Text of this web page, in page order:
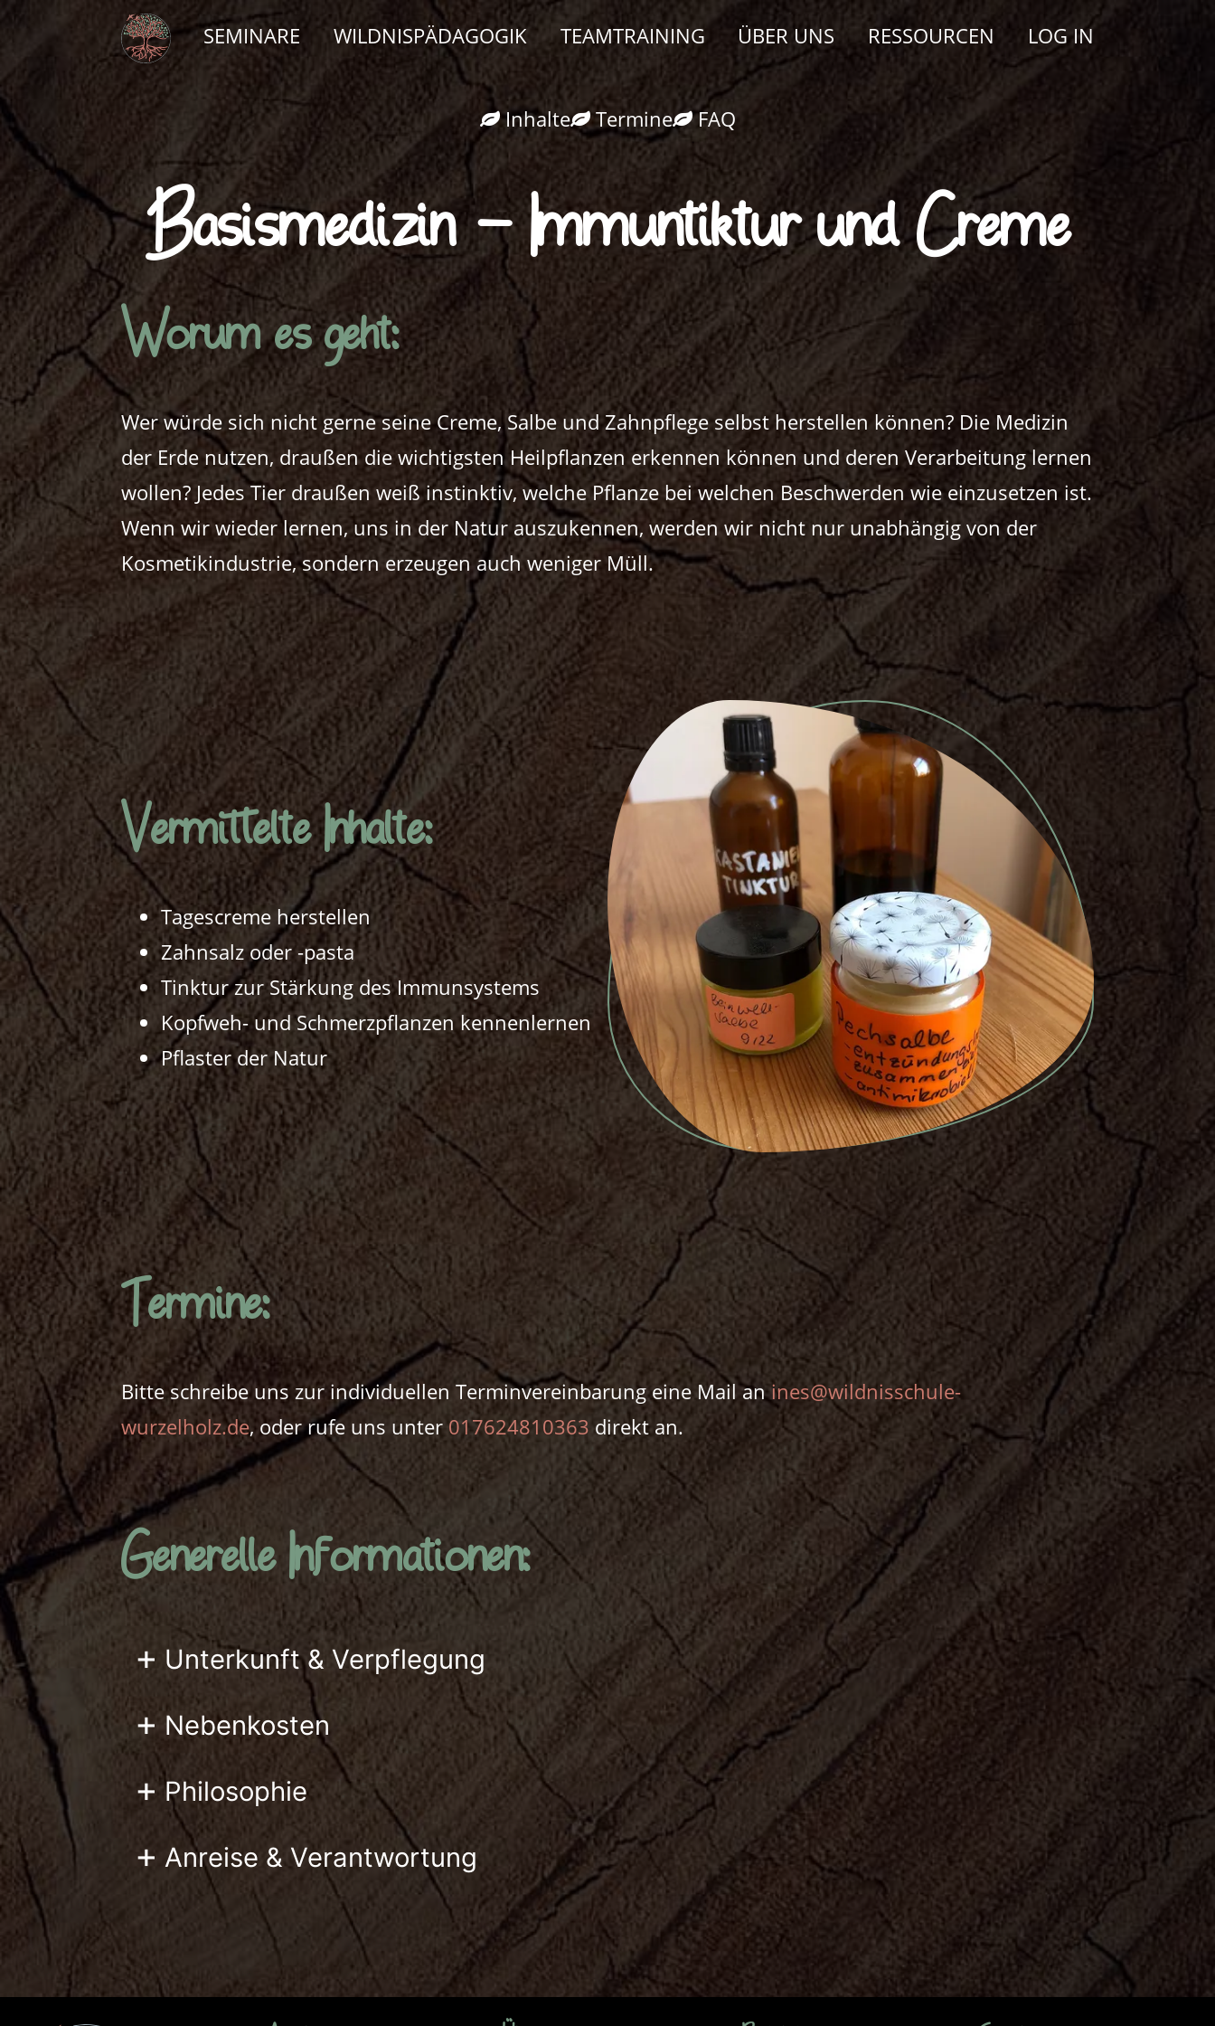
SEMINARE WILDNISPÄDAGOGIK TEAMTRAINING ÜBER UNS RESSOURCEN LOG IN
Inhalte Termine FAQ
Basismedizin - Immuntiktur und Creme
Worum es geht:
Wer würde sich nicht gerne seine Creme, Salbe und Zahnpflege selbst herstellen können? Die Medizin
der Erde nutzen, draußen die wichtigsten Heilpflanzen erkennen können und deren Verarbeitung lernen
wollen? Jedes Tier draußen weiß instinktiv, welche Pflanze bei welchen Beschwerden wie einzusetzen ist.
Wenn wir wieder lernen, uns in der Natur auszukennen, werden wir nicht nur unabhängig von der
Kosmetikindustrie, sondern erzeugen auch weniger Müll.
Vermittelte Inhalte:
Tagescreme herstellen
Zahnsalz oder -pasta
Tinktur zur Stärkung des Immunsystems
Kopfweh- und Schmerzpflanzen kennenlernen
Pflaster der Natur
Termine:
Bitte schreibe uns zur individuellen Terminvereinbarung eine Mail anines@wildnisschule-
wurzelholz.de, oder rufe uns unter017624810363direkt an.
Generelle Informationen:
+ Unterkunft & Verpflegung
+ Nebenkosten
+ Philosophie
+ Anreise & Verantwortung